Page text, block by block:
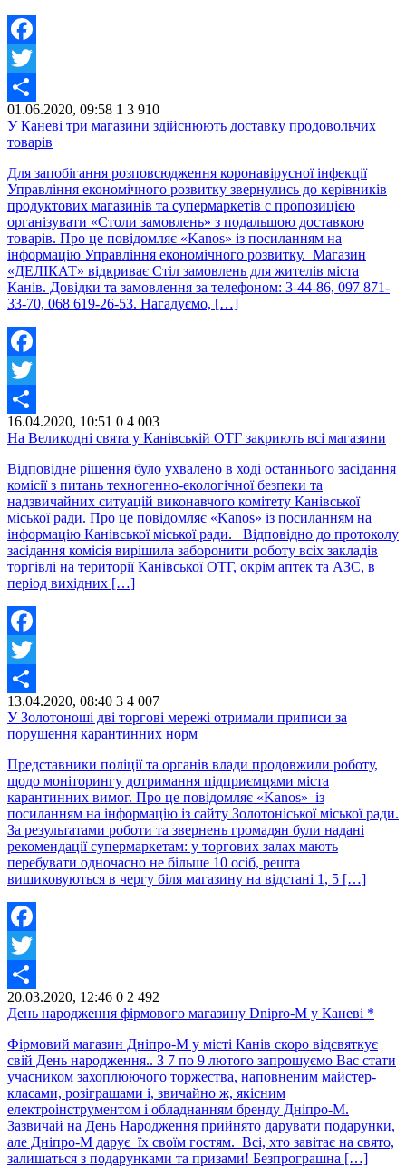
Facebook
Twitter
Share
01.06.2020, 09:58 1 3 910
У Каневі три магазини здійснюють доставку продовольчих
товарів
Для запобігання розповсюдження коронавірусної інфекції
Управління економічного розвитку звернулись до керівників
продуктових магазинів та супермаркетів с пропозицією
організувати «Столи замовлень» з подальшою доставкою
товарів. Про це повідомляє «Kanos» із посиланням на
інформацію Управління економічного розвитку. Магазин
«ДЕЛІКАТ» відкриває Стіл замовлень для жителів міста
Канів. Довідки та замовлення за телефоном: 3-44-86, 097 871-
33-70, 068 619-26-53. Нагадуємо, […]
Facebook
Twitter
Share
16.04.2020, 10:51 0 4 003
На Великодні свята у Канівській ОТГ закриють всі магазини
Відповідне рішення було ухвалено в ході останнього засідання
комісії з питань техногенно-екологічної безпеки та
надзвичайних ситуацій виконавчого комітету Канівської
міської ради. Про це повідомляє «Kanos» із посиланням на
інформацію Канівської міської ради. Відповідно до протоколу
засідання комісія вирішила заборонити роботу всіх закладів
торгівлі на території Канівської ОТГ, окрім аптек та АЗС, в
період вихідних […]
Facebook
Twitter
Share
13.04.2020, 08:40 3 4 007
У Золотоноші дві торгові мережі отримали приписи за
порушення карантинних норм
Представники поліції та органів влади продовжили роботу,
щодо моніторингу дотримання підприємцями міста
карантинних вимог. Про це повідомляє «Kanos» із
посиланням на інформацію із сайту Золотоніської міської ради.
За результатами роботи та звернень громадян були надані
рекомендації супермаркетам: у торгових залах мають
перебувати одночасно не більше 10 осіб, решта
вишиковуються в чергу біля магазину на відстані 1, 5 […]
Facebook
Twitter
Share
20.03.2020, 12:46 0 2 492
День народження фірмового магазину Dnipro-M у Каневі *
Фірмовий магазин Дніпро-М у місті Канів скоро відсвяткує
свій День народження.. З 7 по 9 лютого запрошуємо Вас стати
учасником захоплюючого торжества, наповненим майстер-
класами, розіграшами і, звичайно ж, якісним
електроінструментом і обладнанням бренду Дніпро-М.
Зазвичай на День Народження прийнято дарувати подарунки,
але Дніпро-М дарує їх своїм гостям. Всі, хто завітає на свято,
залишаться з подарунками та призами! Безпрограшна […]